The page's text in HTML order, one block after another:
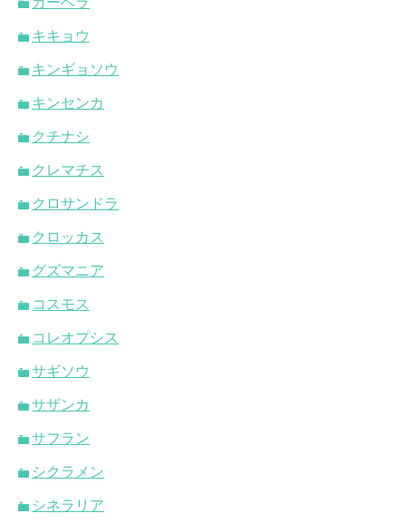
キキョウ
キンギョソウ
キンセンカ
クチナシ
クレマチス
クロサンドラ
クロッカス
グズマニア
コスモス
コレオプシス
サギソウ
サザンカ
サフラン
シクラメン
シネラリア